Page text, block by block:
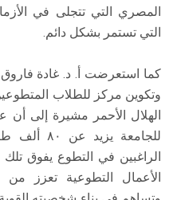
المصري التي تتجلى في
التي تستمر بشكل دائم.
كما استعرضت أ. د. غادة
وتكوين مركز للطلاب
الهلال الأحمر مشيرة إلى أن
للجامعة
الراغبين في التطوع يفوق
الأعمال التطوعية تعزز